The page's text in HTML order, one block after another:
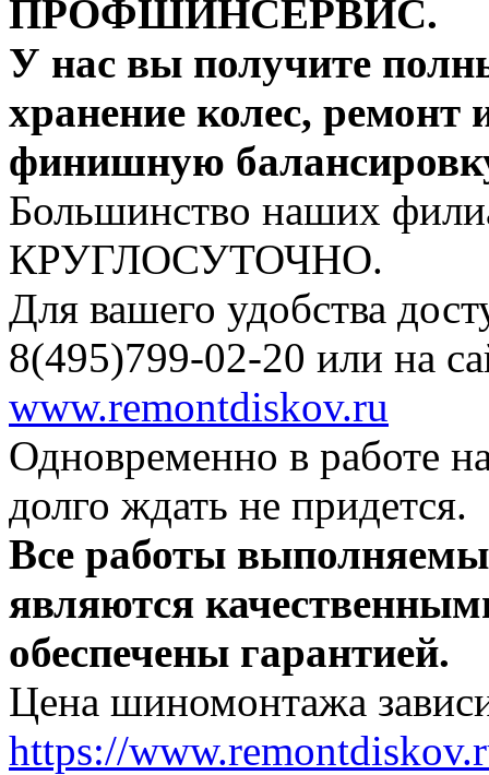
ПРОФШИНСЕРВИС.
У нас вы получите
хранение колес, ремонт
финишную
Большинство наших
КРУГЛОСУТОЧНО.
Для вашего удобства
8(495)799-02-20 или на
www.remontdiskov.ru
Одновременно в работе
долго ждать не придется.
Все работы
являются
обеспечены гарантией.
Цена шиномонтажа
https://